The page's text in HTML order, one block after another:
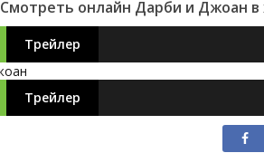
Смотреть онлайн Дарби и Джоан в
Трейлер
Трейлер